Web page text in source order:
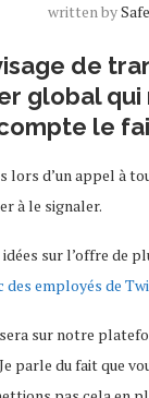
written by
de
global
le
lors d’un appel à
à le signaler.
sur l’offre de
des employés de
sera sur notre
parle du fait que